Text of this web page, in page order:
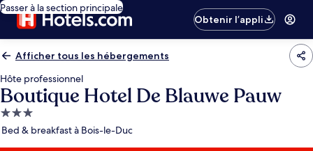
Passer à la section principale
Obtenir l’appli
Afficher tous les hébergements
Hôte professionnel
Boutique Hotel De Blauwe Pauw
Hébergement
3.0 étoiles
Bed & breakfast à Bois-le-Duc